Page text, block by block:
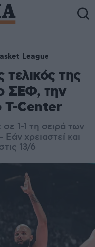
League
της
ΣΕΦ, την
T-Center
1-1 τη σειρά των
χρειαστεί και
13/6